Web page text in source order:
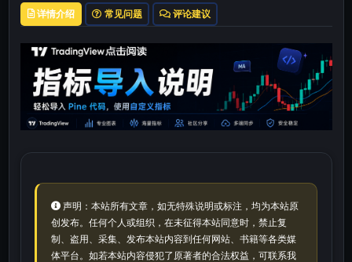
详情介绍 常见问题 评论建议
声明：本站所有文章，如无特殊说明或标注，均为本站原
创发布。任何个人或组织，在未征得本站同意时，禁止复
制、盗用、采集、发布本站内容到任何网站、书籍等各类媒
体平台。如若本站内容侵犯了原著者的合法权益，可联系我